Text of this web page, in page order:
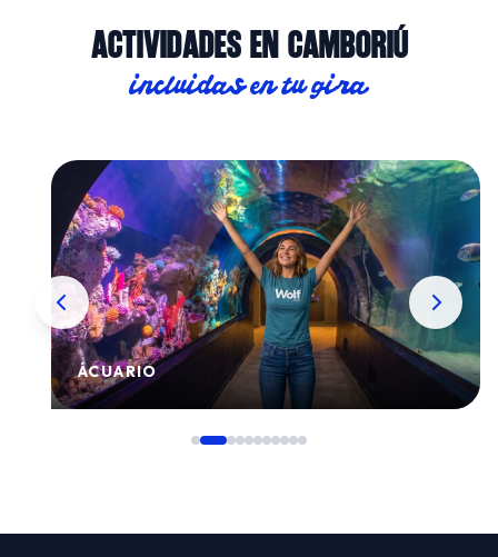
ACTIVIDADES EN CAMBORIÚ
incluidas en tu gira
ÁCUARIO